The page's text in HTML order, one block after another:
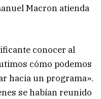
Macron atienda
conocer al
cómo podemos
hacia un programa».
se habían reunido